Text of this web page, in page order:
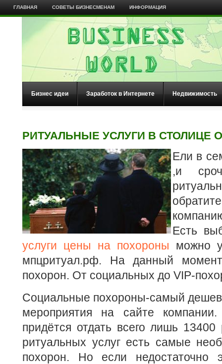
ГЛАВНАЯ СОВЕТЫ БИЗНЕСМЕНАМ ИНФОРМАЦИЯ
Бизнес идеи Заработок в Интернете Недвижимость
РИТУАЛЬНЫЕ УСЛУГИ В СТОЛИЦЕ
Ели в
,и
Есть
услуги цены на похороны можно
мпцритуал.рф. На данный
похорон. От социальных до VIP-
Социальные похороны-самый
мероприятия на сайте
придётся отдать всего лишь
ритуальных услуг есть самые
похорон. Но если недостаточно